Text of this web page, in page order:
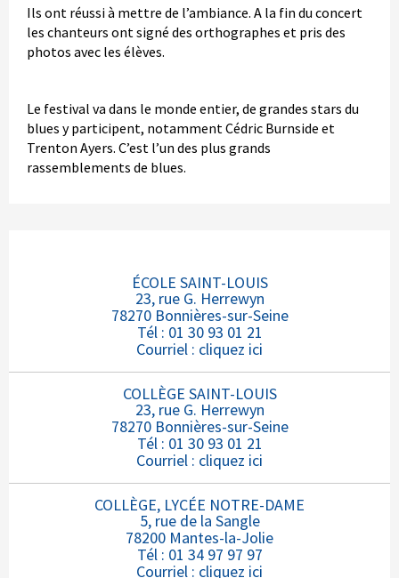
Ils ont réussi à mettre de l’ambiance. A la fin du concert
les chanteurs ont signé des orthographes et pris des
photos avec les élèves.
Le festival va dans le monde entier, de grandes stars du
blues y participent, notamment Cédric Burnside et
Trenton Ayers. C’est l’un des plus grands
rassemblements de blues.
ÉCOLE SAINT-LOUIS
23, rue G. Herrewyn
78270 Bonnières-sur-Seine
Tél : 01 30 93 01 21
Courriel : cliquez ici
COLLÈGE SAINT-LOUIS
23, rue G. Herrewyn
78270 Bonnières-sur-Seine
Tél : 01 30 93 01 21
Courriel : cliquez ici
COLLÈGE, LYCÉE NOTRE-DAME
5, rue de la Sangle
78200 Mantes-la-Jolie
Tél : 01 34 97 97 97
Courriel : cliquez ici